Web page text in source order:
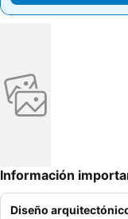
Información
Diseño